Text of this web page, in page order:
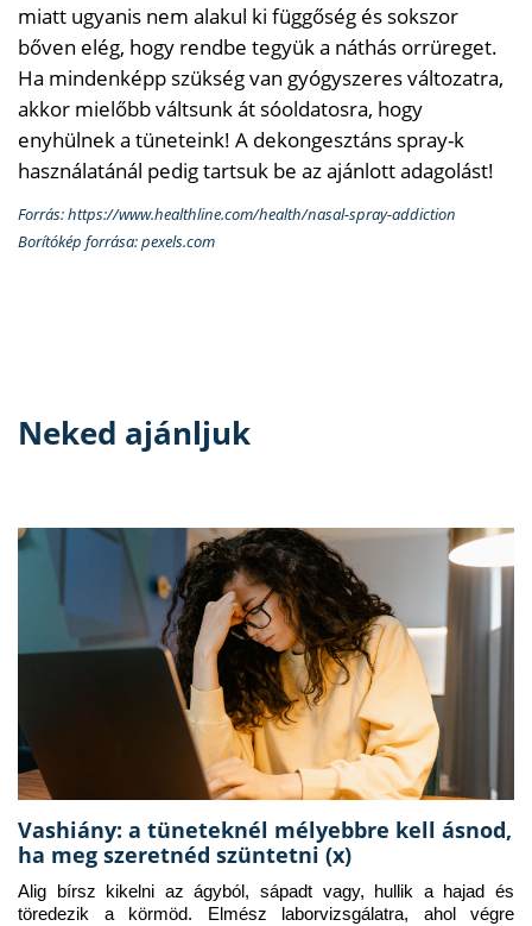
miatt ugyanis nem alakul ki függőség és sokszor
bőven elég, hogy rendbe tegyük a náthás orrüreget.
Ha mindenképp szükség van gyógyszeres változatra,
akkor mielőbb váltsunk át sóoldatosra, hogy
enyhülnek a tüneteink! A dekongesztáns spray-k
használatánál pedig tartsuk be az ajánlott adagolást!
Forrás: https://www.healthline.com/health/nasal-spray-addiction
Borítókép forrása: pexels.com
Neked ajánljuk
Vashiány: a tüneteknél mélyebbre kell ásnod,
ha meg szeretnéd szüntetni (x)
Alig bírsz kikelni az ágyból, sápadt vagy, hullik a hajad és
töredezik a körmöd. Elmész laborvizsgálatra, ahol végre